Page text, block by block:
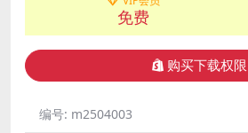
免费
购买下载权限
编号: m2504003